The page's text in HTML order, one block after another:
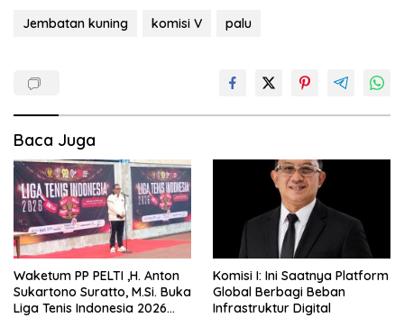
Jembatan kuning komisi V palu
Baca Juga
Waketum PP PELTI ,H. Anton
Sukartono Suratto, M.Si. Buka
Liga Tenis Indonesia 2026
Komisi I: Ini Saatnya Platform
Global Berbagi Beban
Infrastruktur Digital